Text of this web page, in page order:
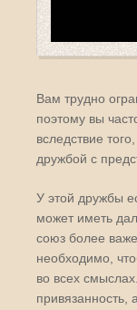
Вам трудно
поэтому вы
вследствие
дружбой с
У этой дружбы
может иметь
союз более
необходимо,
во всех
привязанность,